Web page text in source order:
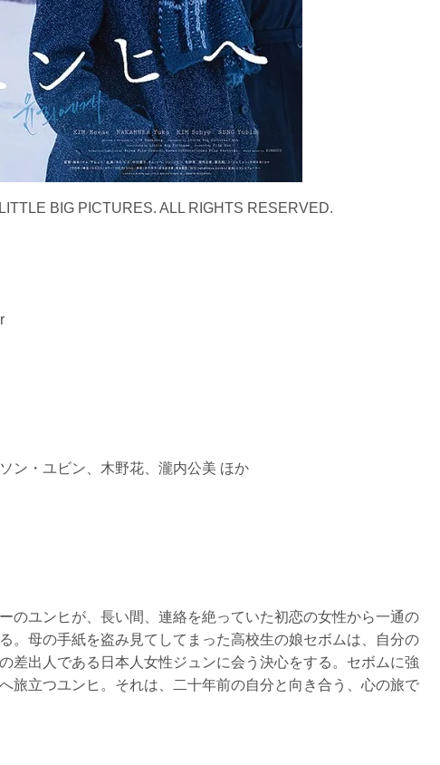
BIG PICTURES. ALL RIGHTS RESERVED.
ン・ユビン、木野花、瀧内公美 ほか
のユンヒが、長い間、連絡を絶っていた初恋の女性から一通の
。母の手紙を盗み見てしてまった高校生の娘セボムは、自分の
差出人である日本人女性ジュンに会う決心をする。セボムに強
旅立つユンヒ。それは、二十年前の自分と向き合う、心の旅で